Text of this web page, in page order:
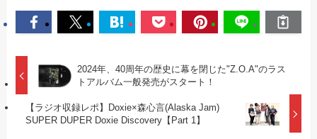
2024年、40周年の歴史に幕を閉じた"Z.O.A"のラス
トアルバム一般発売がスタート！
【ラジオ収録レポ】Doxie×森心言(Alaska Jam)
SUPER DUPER Doxie Discovery【Part 1】